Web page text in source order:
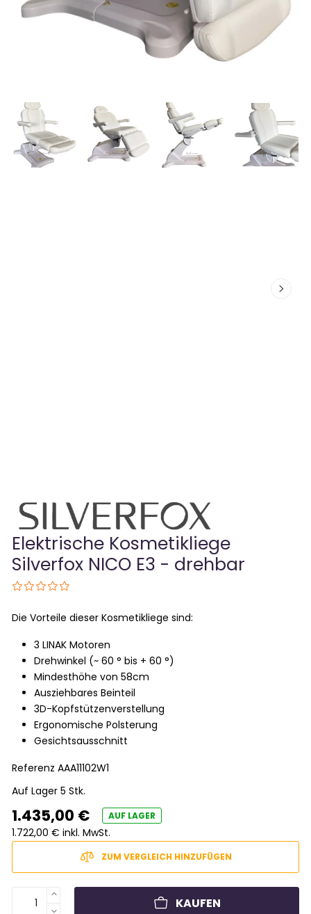
Elektrische Kosmetikliege
Silverfox NICO E3 - drehbar
Die Vorteile dieser Kosmetikliege sind:
3 LINAK Motoren
Drehwinkel (~ 60 ° bis + 60 °)
Mindesthöhe von 58cm
Ausziehbares Beinteil
3D-Kopfstützenverstellung
Ergonomische Polsterung
Gesichtsausschnitt
ReferenzAAA11102W1
Auf Lager 5 Stk.
1.435,00 € AUF LAGER
1.722,00 € inkl. MwSt.
ZUM VERGLEICH HINZUFÜGEN
KAUFEN